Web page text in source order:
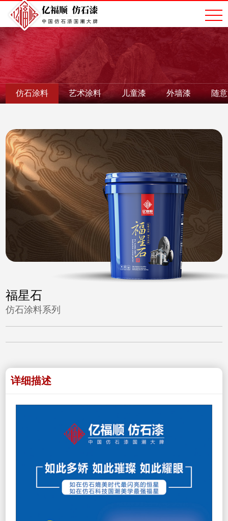
仿石涂料 艺术涂料 儿童漆 外墙漆 随
福星石
仿石涂料系列
详细描述